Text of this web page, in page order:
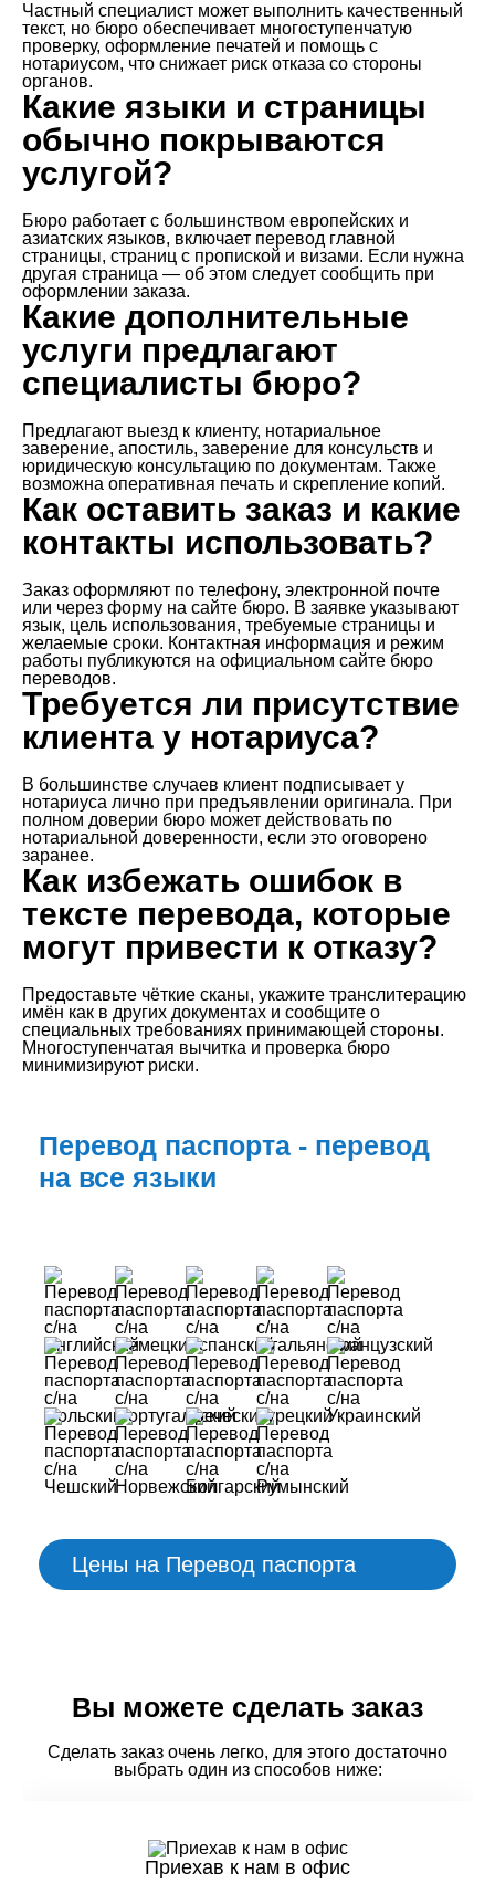
Частный специалист может выполнить качественный
текст, но бюро обеспечивает многоступенчатую
проверку, оформление печатей и помощь с
нотариусом, что снижает риск отказа со стороны
органов.
Какие языки и страницы
обычно покрываются
услугой?
Бюро работает с большинством европейских и
азиатских языков, включает перевод главной
страницы, страниц с пропиской и визами. Если нужна
другая страница — об этом следует сообщить при
оформлении заказа.
Какие дополнительные
услуги предлагают
специалисты бюро?
Предлагают выезд к клиенту, нотариальное
заверение, апостиль, заверение для консульств и
юридическую консультацию по документам. Также
возможна оперативная печать и скрепление копий.
Как оставить заказ и какие
контакты использовать?
Заказ оформляют по телефону, электронной почте
или через форму на сайте бюро. В заявке указывают
язык, цель использования, требуемые страницы и
желаемые сроки. Контактная информация и режим
работы публикуются на официальном сайте бюро
переводов.
Требуется ли присутствие
клиента у нотариуса?
В большинстве случаев клиент подписывает у
нотариуса лично при предъявлении оригинала. При
полном доверии бюро может действовать по
нотариальной доверенности, если это оговорено
заранее.
Как избежать ошибок в
тексте перевода, которые
могут привести к отказу?
Предоставьте чёткие сканы, укажите транслитерацию
имён как в других документах и сообщите о
специальных требованиях принимающей стороны.
Многоступенчатая вычитка и проверка бюро
минимизируют риски.
Перевод паспорта - перевод
на все языки
Цены на Перевод паспорта
Вы можете сделать заказ
Сделать заказ очень легко, для этого достаточно
выбрать один из способов ниже:
Приехав к нам в офис